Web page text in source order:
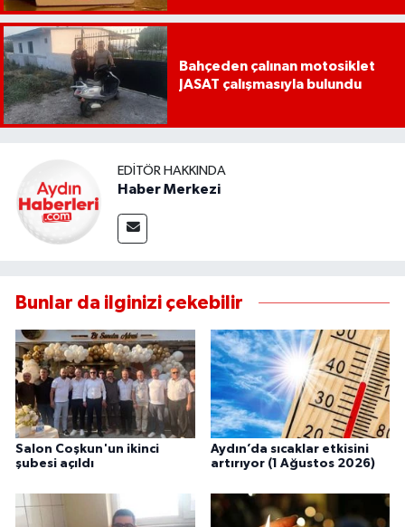
Bahçeden çalınan motosiklet
JASAT çalışmasıyla bulundu
EDITÖR HAKKINDA
Haber Merkezi
Bunlar da ilginizi çekebilir
Salon Coşkun'un ikinci
şubesi açıldı
Aydın’da sıcaklar etkisini
artırıyor (1 Ağustos 2026)